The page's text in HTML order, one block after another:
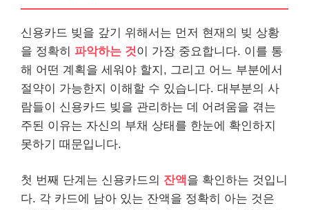
신용카드 빚을 갚기 위해서는 먼저 현재의 빚 상황
을 정확히 파악하는 것이 가장 중요합니다. 이를 통
해 어떤 계획을 세워야 할지, 그리고 어느 부분에서
절약이 가능한지 이해할 수 있습니다. 대부분의 사
람들이 신용카드 빚을 관리하는 데 어려움을 겪는
주된 이유는 자신의 부채 상태를 한눈에 확인하지
못하기 때문입니다.
첫 번째 단계는 신용카드의 잔액을 확인하는 것입니
다. 각 카드에 남아 있는 잔액을 정확히 아는 것은